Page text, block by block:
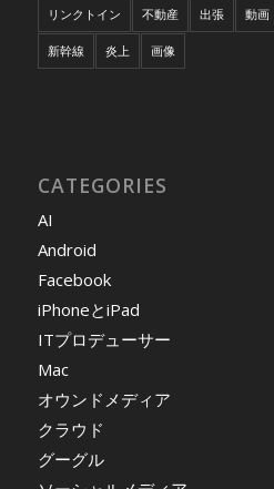
リンクトイン 不動産 出張 動画
新幹線 炎上 画像
CATEGORIES
AI
Android
Facebook
iPhoneとiPad
ITプロデューサー
Mac
オウンドメディア
クラウド
グーグル